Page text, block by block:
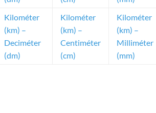
Kilométer
(km) –
Deciméter
(dm)
Kilométer
(km) –
Centiméter
(cm)
Kilométer
(km) –
Milliméter
(mm)